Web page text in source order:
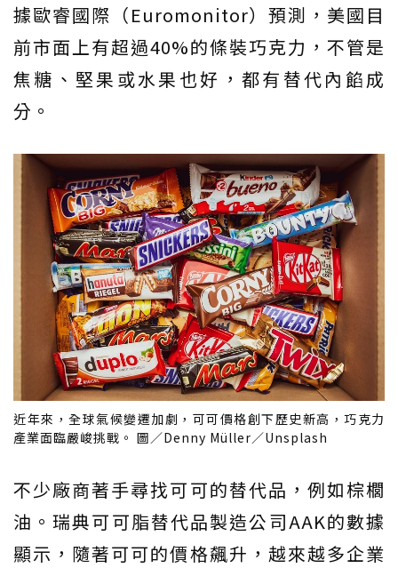
據歐睿國際（Euromonitor）預測，美國目
前市面上有超過40%的條裝巧克力，不管是
焦糖、堅果或水果也好，都有替代內餡成
分。
近年來，全球氣候變遷加劇，可可價格創下歷史新高，巧克力
產業面臨嚴峻挑戰。 圖／Denny Müller／Unsplash
不少廠商著手尋找可可的替代品，例如棕櫚
油。瑞典可可脂替代品製造公司AAK的數據
顯示，隨著可可的價格飆升，越來越多企業